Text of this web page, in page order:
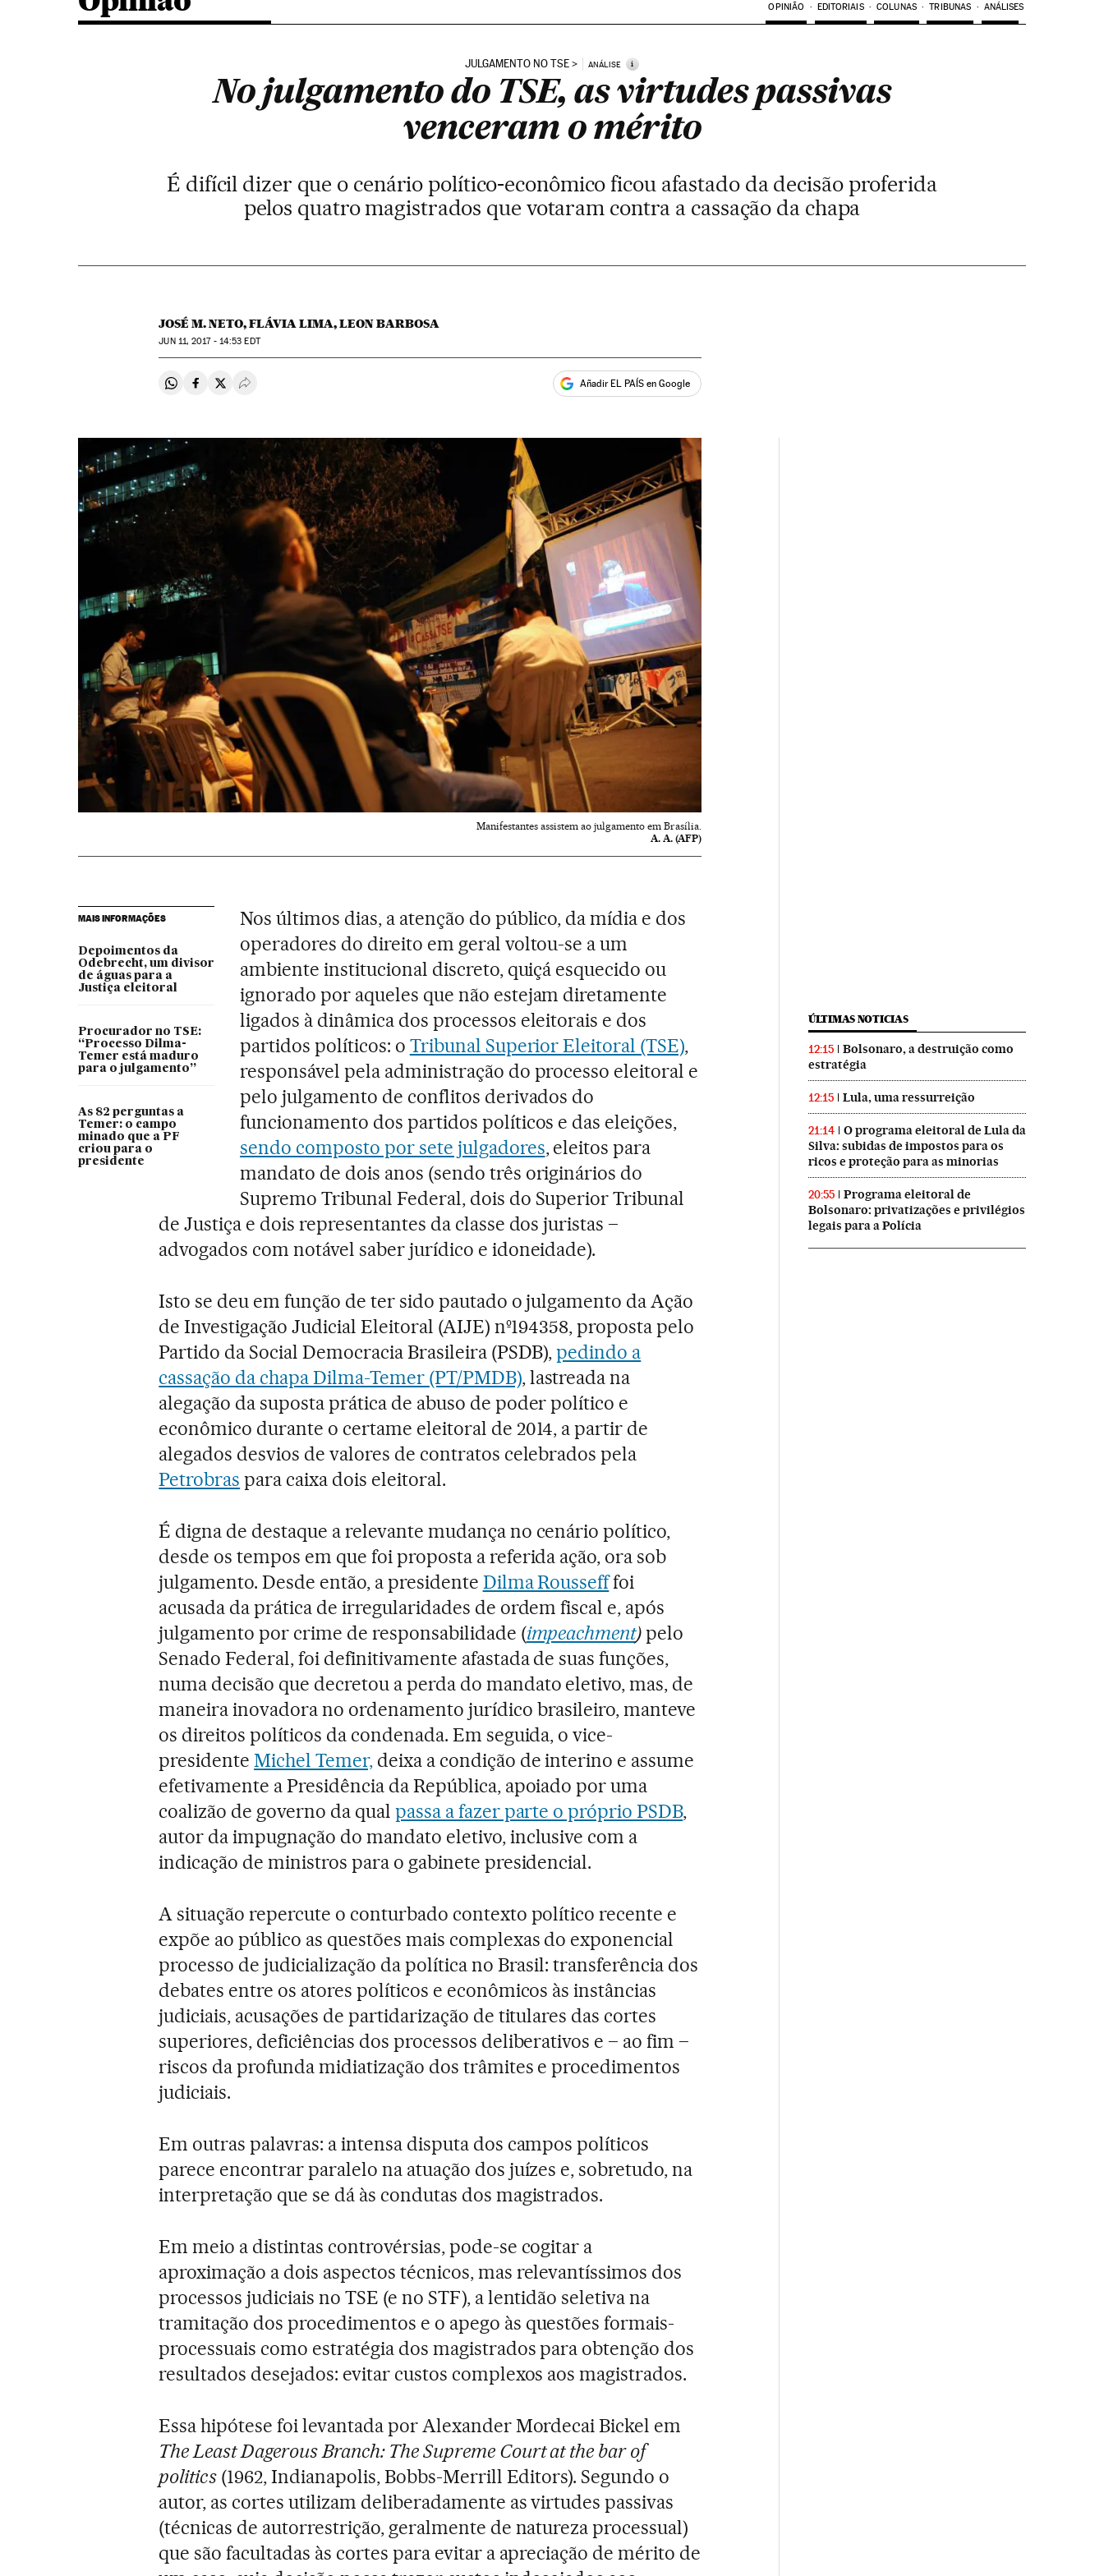
OPINIÃO EDITORIAIS COLUNAS TRIBUNAS ANÁLISES
JULGAMENTO NO TSE ANÁLISE i
No julgamento do TSE, as virtudes passivas
venceram o mérito
É difícil dizer que o cenário político-econômico ficou afastado da decisão proferida
pelos quatro magistrados que votaram contra a cassação da chapa
JOSÉ M. NETO, FLÁVIA LIMA, LEON BARBOSA
JUN11, 2017 - 14:53 EDT
Compartir en Whatsapp
Compartir en Facebook
Compartir en Twitter
Desplegar Redes Sociales Añadir EL PAÍS en Google
Manifestantes assistem ao julgamento em Brasília.
A. A. (AFP)
MAIS INFORMAÇÕES
Depoimentos da
Odebrecht, um divisor
de águas para a
Justiça eleitoral
Procurador no TSE:
“Processo Dilma-
Temer está maduro
para o julgamento”
As 82 perguntas a
Temer: o campo
minado que a PF
criou para o
presidente
Nos últimos dias, a atenção do público, da mídia e dos
operadores do direito em geral voltou-se a um
ambiente institucional discreto, quiçá esquecido ou
ignorado por aqueles que não estejam diretamente
ligados à dinâmica dos processos eleitorais e dos
partidos políticos: o Tribunal Superior Eleitoral (TSE),
responsável pela administração do processo eleitoral e
pelo julgamento de conflitos derivados do
funcionamento dos partidos políticos e das eleições,
sendo composto por sete julgadores, eleitos para
mandato de dois anos (sendo três originários do
Supremo Tribunal Federal, dois do Superior Tribunal
de Justiça e dois representantes da classe dos juristas –
advogados com notável saber jurídico e idoneidade).
Isto se deu em função de ter sido pautado o julgamento da Ação
de Investigação Judicial Eleitoral (AIJE) nº194358, proposta pelo
Partido da Social Democracia Brasileira (PSDB),pedindo a
cassação da chapa Dilma-Temer (PT/PMDB), lastreada na
alegação da suposta prática de abuso de poder político e
econômico durante o certame eleitoral de 2014, a partir de
alegados desvios de valores de contratos celebrados pela
Petrobras para caixa dois eleitoral.
É digna de destaque a relevante mudança no cenário político,
desde os tempos em que foi proposta a referida ação, ora sob
julgamento. Desde então, a presidente Dilma Roussefffoi
acusada da prática de irregularidades de ordem fiscal e, após
julgamento por crime de responsabilidade (impeachment)pelo
Senado Federal, foi definitivamente afastada de suas funções,
numa decisão que decretou a perda do mandato eletivo, mas, de
maneira inovadora no ordenamento jurídico brasileiro, manteve
os direitos políticos da condenada. Em seguida, o vice-
presidenteMichel Temer,deixa a condição de interino e assume
efetivamente a Presidência da República, apoiado por uma
coalizão de governo da qual passa a fazer parte o próprio PSDB,
autor da impugnação do mandato eletivo, inclusive com a
indicação de ministros para o gabinete presidencial.
A situação repercute o conturbado contexto político recente e
expõe ao público as questões mais complexas do exponencial
processo de judicialização da política no Brasil: transferência dos
debates entre os atores políticos e econômicos às instâncias
judiciais, acusações de partidarização de titulares das cortes
superiores, deficiências dos processos deliberativos e – ao fim –
riscos da profunda midiatização dos trâmites e procedimentos
judiciais.
Em outras palavras: a intensa disputa dos campos políticos
parece encontrar paralelo na atuação dos juízes e, sobretudo, na
interpretação que se dá às condutas dos magistrados.
Em meio a distintas controvérsias, pode-se cogitar a
aproximação a dois aspectos técnicos, mas relevantíssimos dos
processos judiciais no TSE (e no STF), a lentidão seletiva na
tramitação dos procedimentos e o apego às questões formais-
processuais como estratégia dos magistrados para obtenção dos
resultados desejados: evitar custos complexos aos magistrados.
Essa hipótese foi levantada por Alexander Mordecai Bickel em
The Least Dagerous Branch: The Supreme Court at the bar of
politics (1962, Indianapolis, Bobbs-Merrill Editors). Segundo o
autor, as cortes utilizam deliberadamente as virtudes passivas
(técnicas de autorrestrição, geralmente de natureza processual)
que são facultadas às cortes para evitar a apreciação de mérito de
ÚLTIMAS NOTICIAS
12:15
Bolsonaro, a destruição como
estratégia
12:15 Lula, uma ressurreição
21:14
O programa eleitoral de Lula da
Silva: subidas de impostos para os
ricos e proteção para as minorias
20:55
Programa eleitoral de
Bolsonaro: privatizações e privilégios
legais para a Polícia